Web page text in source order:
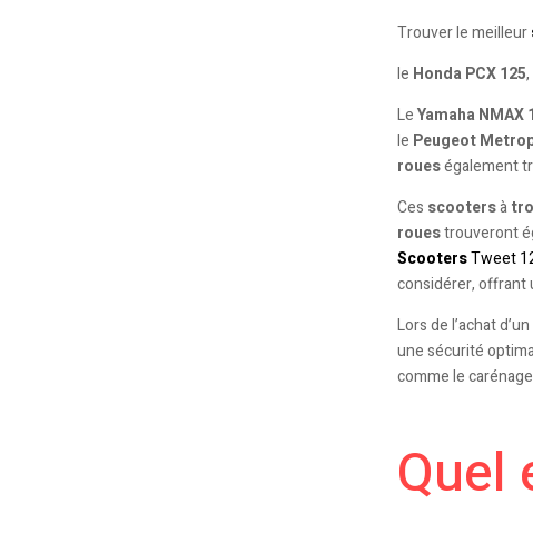
Trouver le meilleur
le Honda PCX 125
LeYamaha NMAX
le Peugeot
roueségalement
Ces scootersà
rouestrouveront
ScootersTweet
considérer, offrant
Lors de l’achat d’un
une sécurité
comme le carénage
Quel